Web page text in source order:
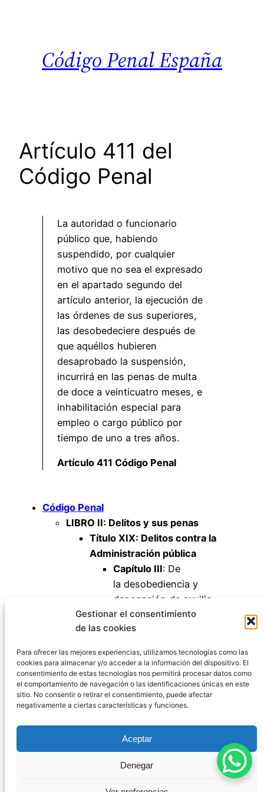
Gestionar el consentimiento
de las cookies
Para ofrecer las mejores experiencias, utilizamos tecnologías como las
cookies para almacenar y/o acceder a la información del dispositivo. El
consentimiento de estas tecnologías nos permitirá procesar datos como
el comportamiento de navegación o las identificaciones únicas en este
sitio. No consentir o retirar el consentimiento, puede afectar
negativamente a ciertas características y funciones.
Aceptar
Denegar
Código Penal España
Artículo 411 del
Código Penal
La autoridad o funcionario
público que, habiendo
suspendido, por cualquier
motivo que no sea el expresado
en el apartado segundo del
artículo anterior, la ejecución de
las órdenes de sus superiores,
las desobedeciere después de
que aquéllos hubieren
desaprobado la suspensión,
incurrirá en las penas de multa
de doce a veinticuatro meses, e
inhabilitación especial para
empleo o cargo público por
tiempo de uno a tres años.
Artículo 411 Código Penal
Código Penal
LIBRO II: Delitos y sus penas
Título XIX: Delitos contra la
Administración pública
Capítulo III: De
la desobediencia y
denegación de auxilio
Artículo 410
Política de Privacidad
Política de
Contacto